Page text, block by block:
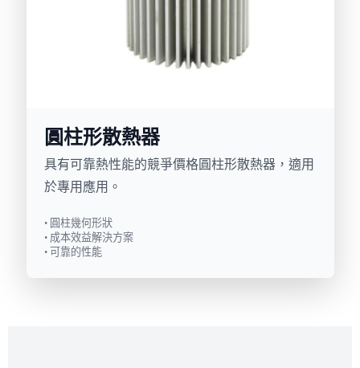
圓柱形散熱器
具有可靠熱性能的競爭價格圓柱形散熱器，適用
於專用應用。
• 圓柱幾何形狀
• 成本效益解決方案
• 可靠的性能